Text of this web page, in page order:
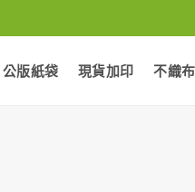
公版紙袋 現貨加印 不織